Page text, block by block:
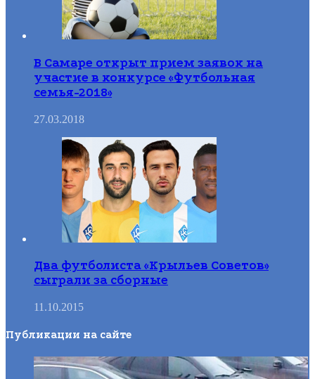
В Самаре открыт прием заявок на
участие в конкурсе «Футбольная
семья-2018»
27.03.2018
Два футболиста «Крыльев Советов»
сыграли за сборные
11.10.2015
Публикации на сайте